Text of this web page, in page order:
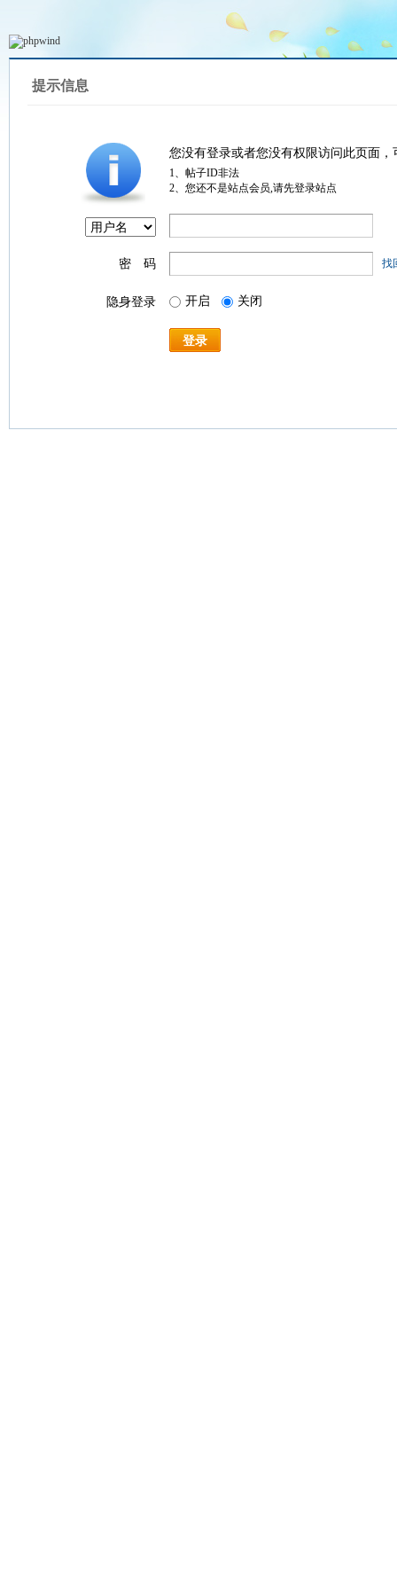
提示信息
您没有登录或者您没有权限访问此页面
1、帖子ID非法
2、您还不是站点会员,请先登录站点
密 码 找
隐身登录 开启 关闭
登录